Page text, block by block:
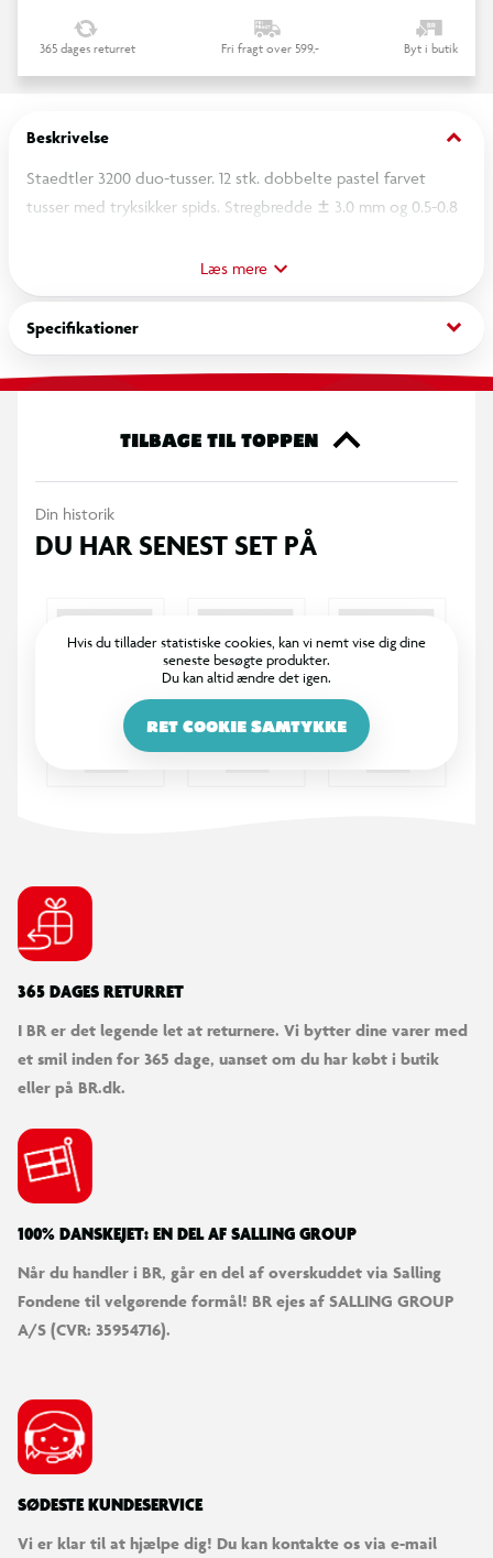
365 dages returret Fri fragt over 599,- Byt i butik
Beskrivelse keyboard_arrow_down
Staedtler 3200 duo-tusser. 12 stk. dobbelte pastel farvet
tusser med tryksikker spids. Stregbredde ± 3.0 mm og 0.5-0.8
eller illustrationer. Én pen - men 2 stregbredder til både tynde
og brede linjer. Perfekt til skitser, tegninger, illustrationer,
tekster mm.
Læs mere
Specifikationer keyboard_arrow_down
TILBAGE TIL TOPPEN
Din historik
DU HAR SENEST SET PÅ
Hvis du tillader statistiske cookies, kan vi nemt vise dig dine
seneste besøgte produkter.
Du kan altid ændre det igen.
RET COOKIE SAMTYKKE
365 DAGES RETURRET
I BR er det legende let at returnere. Vi bytter dine varer med
et smil inden for 365 dage, uanset om du har købt i butik
eller på BR.dk.
100% DANSKEJET: EN DEL AF SALLING GROUP
Når du handler i BR, går en del af overskuddet via Salling
Fondene til velgørende formål! BR ejes af SALLING GROUP
A/S (CVR: 35954716).
SØDESTE KUNDESERVICE
Vi er klar til at hjælpe dig! Du kan kontakte os via e-mail